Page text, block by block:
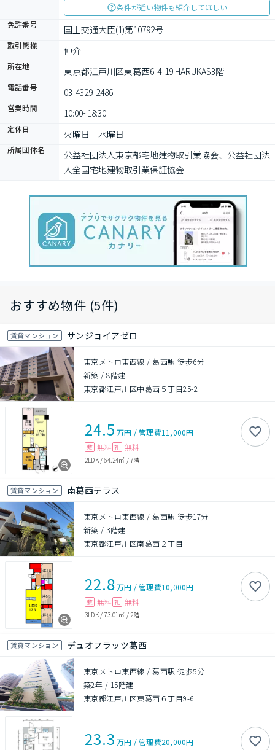
条件が近い物件も紹介してほしい
免許番号
国土交通大臣(1)第10792号
取引態様 仲介
所在地 東京都江戸川区東葛西6-4-19 HARUKAS3階
電話番号 03-4329-2486
営業時間 10:00~18:30
定休日 火曜日　水曜日
所属団体名
公益社団法⼈東京都宅地建物取引業協会、公益社団法
⼈全国宅地建物取引業保証協会
おすすめ物件 (5件)
賃貸マンション サンジョイアゼロ
東京メトロ東西線 / 葛西駅 徒歩6分
新築 /8階建
東京都江戸川区中葛西５丁目25-2
24.5 万円 /管理費11,000円
敷 無料 礼 無料
2LDK/64.24㎡ /7階
賃貸マンション 南葛西テラス
東京メトロ東西線 / 葛西駅 徒歩17分
新築 / 3階建
東京都江戸川区南葛西２丁目
22.8万円 /管理費10,000円
敷 無料 礼 無料
3LDK/73.01㎡ / 2階
賃貸マンション デュオフラッツ葛西
東京メトロ東西線 / 葛西駅 徒歩5分
築2年 / 15階建
東京都江戸川区東葛西６丁目9-6
23.3 万円 /管理費20,000円